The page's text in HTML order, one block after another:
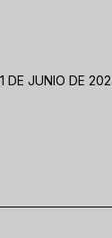
DE JUNIO DE